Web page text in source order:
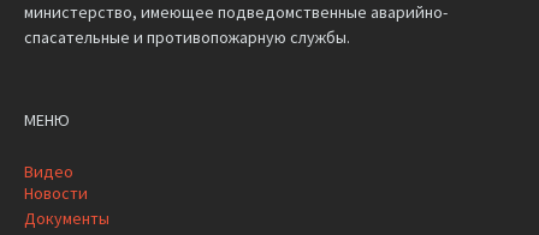
министерство, имеющее подведомственные аварийно-
спасательные и противопожарную службы.
МЕНЮ
Видео
Новости
Документы